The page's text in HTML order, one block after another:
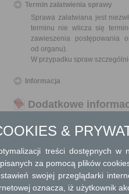
Termin załatwienia sprawy
Sprawa załatwiana jest
terminu nie wlicza się
zawieszenia postępowania
od organu).
W przypadku spraw
Informacja
Dodatkowe
17 zł opłata skarbowa za
Tryb odwoławczy
Odwołanie wnosi się do
&
treści dostępnych w
za pomocą plików
swojej przeglądarki
oznacza, iż użytkownik